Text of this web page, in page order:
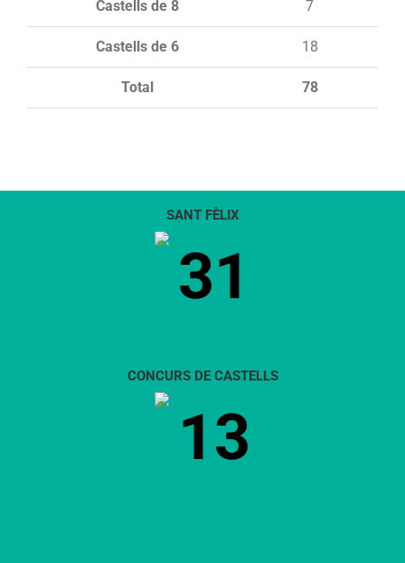
Total 78
Castells de 8 7
Castells de 6 18
SANT FÈLIX
31
CONCURS DE CASTELLS
13